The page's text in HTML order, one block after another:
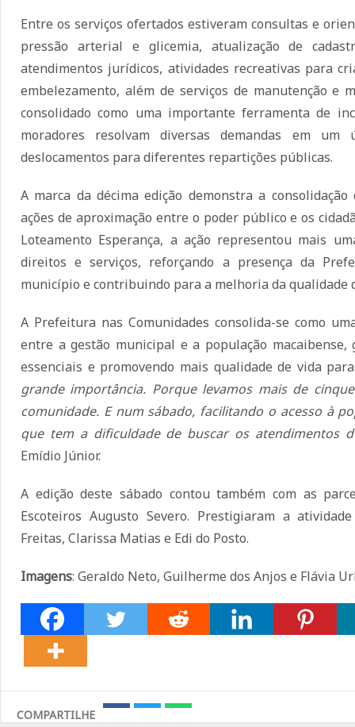
Entre os serviços ofertados estiveram consultas e
pressão arterial e glicemia, atualização de
atendimentos jurídicos, atividades recreativas para
embelezamento, além de serviços de manutenção e
consolidado como uma importante ferramenta de
moradores resolvam diversas demandas em
deslocamentos para diferentes repartições públicas.
A marca da décima edição demonstra a
ações de aproximação entre o poder público e os
Loteamento Esperança, a ação representou mais
direitos e serviços, reforçando a presença da
município e contribuindo para a melhoria da qualidade
A Prefeitura nas Comunidades consolida-se como
entre a gestão municipal e a população
essenciais e promovendo mais qualidade de vida
grande importância. Porque levamos mais de
comunidade. E num sábado, facilitando o acesso à
que tem a dificuldade de buscar os atendimentos
Emídio Júnior.
A edição deste sábado contou também com as
Escoteiros Augusto Severo. Prestigiaram a
Freitas, Clarissa Matias e Edi do Posto.
Imagens: Geraldo Neto, Guilherme dos Anjos e Flávia
COMPARTILHE